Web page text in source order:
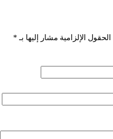
الحقول الإلزامية مشار إليها بـ *